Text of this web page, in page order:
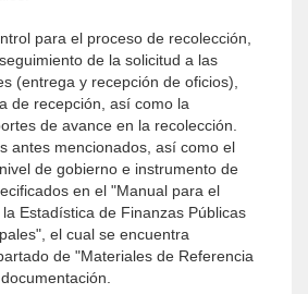
para el proceso de recolección,
de la solicitud a las
(entrega y recepción de oficios),
de recepción, así como la
de avance en la recolección.
antes mencionados, así como el
de gobierno e instrumento de
en el "Manual para el
Estadística de Finanzas Públicas
el cual se encuentra
de "Materiales de Referencia